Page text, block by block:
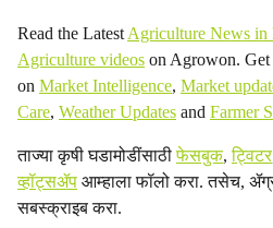
Read the Latest Agriculture News in
Agriculture videos on Agrowon. Get
on Market Intelligence, Market
Care, Weather Updates and Farmer
ताज्या कृषी घडामोडींसाठीफेसबुक,ट्विटर
व्हॉट्सॲप आम्हाला फॉलो करा. तसेच,
सबस्क्राइब करा.